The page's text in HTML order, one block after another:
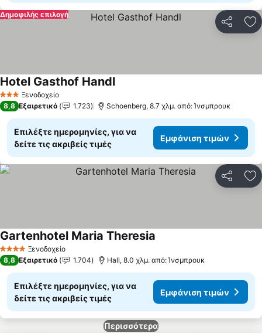
Δημοφιλής επιλογή
3 ΑστέριαΞενοδοχείο
Hotel Gasthof Handl
8,8 Εξαιρετικό 1.723 Schoenberg, 8.7 χλμ. από: Ίνσμπρουκ
Επιλέξτε ημερομηνίες, για να
δείτε τις ακριβείς τιμές
Εμφάνιση τιμών
4 ΑστέριαΞενοδοχείο
Gartenhotel Maria Theresia
8,8 Εξαιρετικό 1.704 Hall, 8.0 χλμ. από: Ίνσμπρουκ
Επιλέξτε ημερομηνίες, για να
δείτε τις ακριβείς τιμές
Εμφάνιση τιμών
Περισσότερα